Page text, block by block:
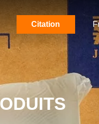
Citation